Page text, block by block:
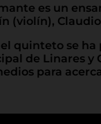
es un
(violín),
quinteto se
de Linares
para